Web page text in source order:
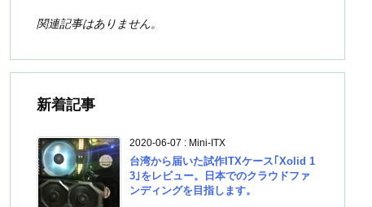
関連記事はありません。
新着記事
2020-06-07 : Mini-ITX
台湾から届いた試作ITXケース｢Xolid 1
3｣をレビュー。日本でのクラウドファ
ンディングを目指します。